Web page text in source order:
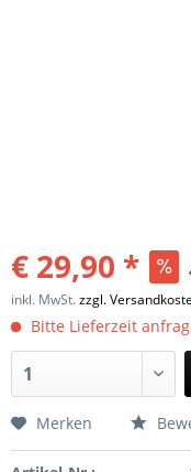
€ 29,90 *
inkl. MwSt.zzgl.
Bitte Lieferzeit
Merken